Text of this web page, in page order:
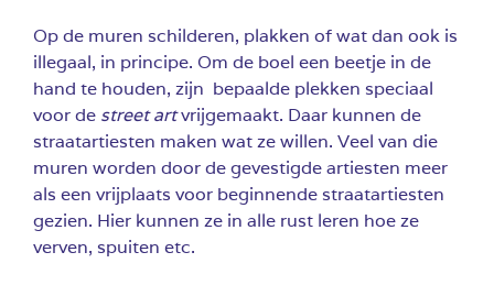
Op de muren schilderen, plakken of wat dan ook is
illegaal, in principe. Om de boel een beetje in de
hand te houden, zijn bepaalde plekken speciaal
voor de street artvrijgemaakt. Daar kunnen de
straatartiesten maken wat ze willen. Veel van die
muren worden door de gevestigde artiesten meer
als een vrijplaats voor beginnende straatartiesten
gezien. Hier kunnen ze in alle rust leren hoe ze
verven, spuiten etc.